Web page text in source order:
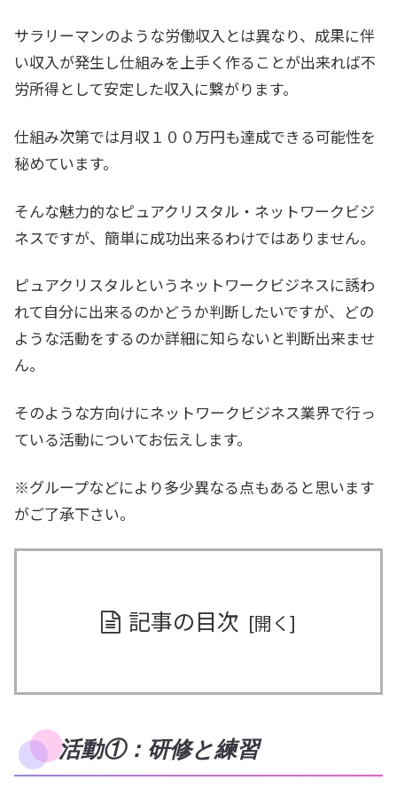
サラリーマンのような労働収入とは異なり、成果に伴
い収入が発生し仕組みを上手く作ることが出来れば不
労所得として安定した収入に繋がります。
仕組み次第では月収１００万円も達成できる可能性を
秘めています。
そんな魅力的なピュアクリスタル・ネットワークビジ
ネスですが、簡単に成功出来るわけではありません。
ピュアクリスタルというネットワークビジネスに誘わ
れて自分に出来るのかどうか判断したいですが、どの
ような活動をするのか詳細に知らないと判断出来ませ
ん。
そのような方向けにネットワークビジネス業界で行っ
ている活動についてお伝えします。
※グループなどにより多少異なる点もあると思います
がご了承下さい。
記事の目次
活動①：研修と練習